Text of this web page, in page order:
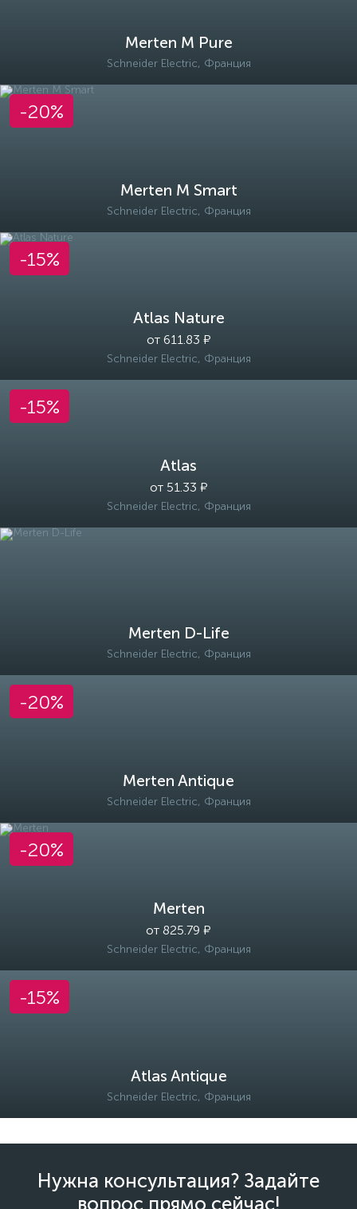
Merten M Pure
Schneider Electric, Франция
Merten M Smart
Schneider Electric, Франция
-20%
Atlas Nature
от 611.83 ₽
Schneider Electric, Франция
-15%
Atlas
от 51.33 ₽
Schneider Electric, Франция
-15%
Merten D-Life
Schneider Electric, Франция
Merten Antique
Schneider Electric, Франция
-20%
Merten
от 825.79 ₽
Schneider Electric, Франция
-20%
Atlas Antique
Schneider Electric, Франция
-15%
Нужна консультация? Задайте
вопрос прямо сейчас!